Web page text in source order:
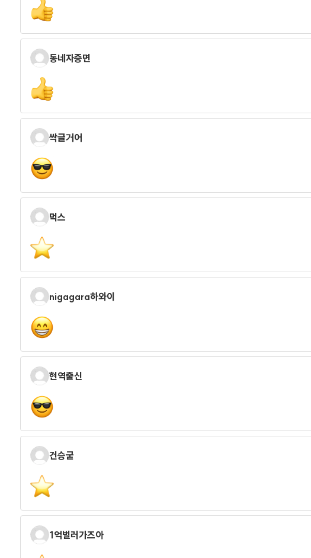
동네자증면
싹글거어
먹스
nigagara하와이
현역출신
건승굳
1억벌러가즈아